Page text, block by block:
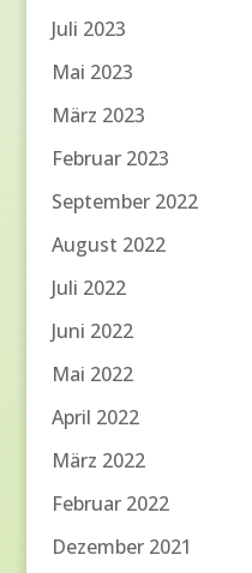
Juli 2023
Mai 2023
März 2023
Februar 2023
September 2022
August 2022
Juli 2022
Juni 2022
Mai 2022
April 2022
März 2022
Februar 2022
Dezember 2021